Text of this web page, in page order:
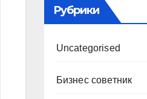
Рубрики
Uncategorised
Бизнес советник